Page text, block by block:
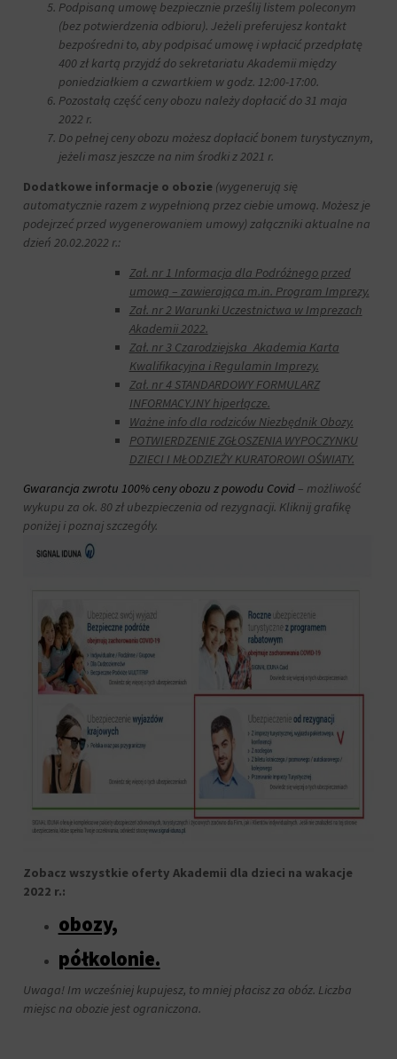
Podpisaną umowę bezpiecznie prześlij listem poleconym
(bez potwierdzenia odbioru). Jeżeli preferujesz kontakt
bezpośredni to, aby podpisać umowę i wpłacić przedpłatę
400 zł kartą przyjdź do sekretariatu Akademii między
poniedziałkiem a czwartkiem w godz. 12:00-17:00.
Pozostałą część ceny obozu należy dopłacić do 31 maja
2022 r.
Do pełnej ceny obozu możesz dopłacić bonem turystycznym,
jeżeli masz jeszcze na nim środki z 2021 r.
Dodatkowe informacje o obozie (wygenerują się
automatycznie razem z wypełnioną przez ciebie umową. Możesz je
podejrzeć przed wygenerowaniem umowy) załączniki aktualne na
dzień 20.02.2022 r.:
Zał. nr 1 Informacja dla Podróżnego przed
umową – zawierająca m.in. Program Imprezy.
Zał. nr 2 Warunki Uczestnictwa w Imprezach
Akademii 2022.
Zał. nr 3 Czarodziejska_Akademia Karta
Kwalifikacyjna i Regulamin Imprezy.
Zał. nr 4 STANDARDOWY FORMULARZ
INFORMACYJNY hiperłącze.
Ważne info dla rodziców Niezbędnik Obozy.
POTWIERDZENIE ZGŁOSZENIA WYPOCZYNKU
DZIECI I MŁODZIEŻY KURATOROWI OŚWIATY.
Gwarancja zwrotu 100% ceny obozu z powodu Covid– możliwość
wykupu za ok. 80 zł ubezpieczenia od rezygnacji. Kliknij grafikę
poniżej i poznaj szczegóły.
Zobacz wszystkie oferty Akademii dla dzieci na wakacje
2022 r.:
obozy,
półkolonie.
Uwaga! Im wcześniej kupujesz, to mniej płacisz za obóz. Liczba
miejsc na obozie jest ograniczona.